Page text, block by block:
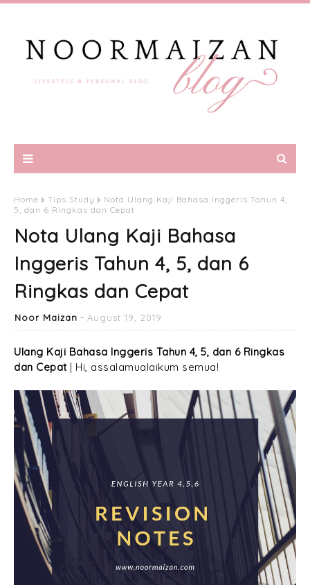
Home Tips Study
Nota Ulang Kaji Bahasa Inggeris Tahun 4,
5, dan 6 Ringkas dan Cepat
Nota Ulang Kaji Bahasa
Inggeris Tahun 4, 5, dan 6
Ringkas dan Cepat
Noor Maizan August 19, 2019
Ulang Kaji Bahasa Inggeris Tahun 4, 5, dan 6 Ringkas
dan Cepat | Hi, assalamualaikum semua!